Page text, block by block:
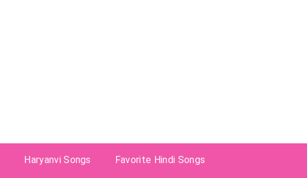
Haryanvi Songs Favorite Hindi Songs